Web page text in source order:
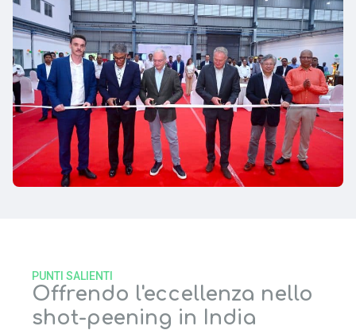
Offrendo l'eccellenza nello
shot-peening in India
PUNTI SALIENTI